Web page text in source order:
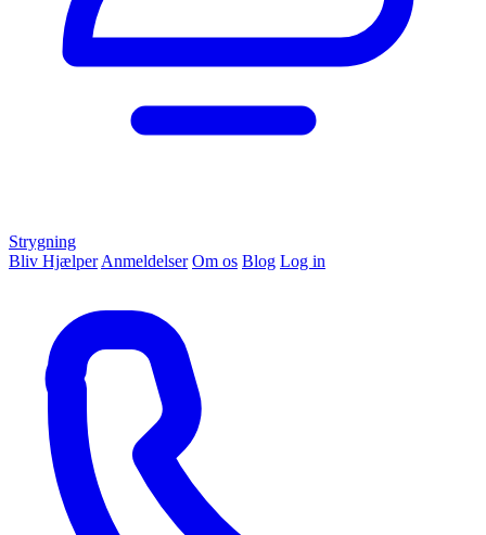
Strygning
Bliv Hjælper Anmeldelser Om os Blog Log in